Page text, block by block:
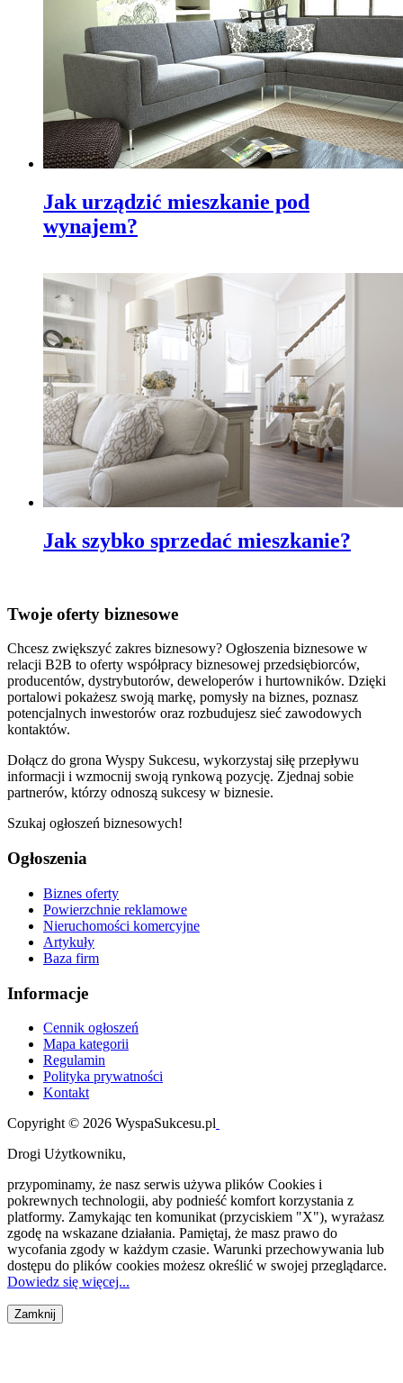
Jak urządzić mieszkanie pod
wynajem?
Jak szybko sprzedać mieszkanie?
Twoje oferty biznesowe
Chcesz zwiększyć zakres biznesowy? Ogłoszenia biznesowe w
relacji B2B to oferty współpracy biznesowej przedsiębiorców,
producentów, dystrybutorów, deweloperów i hurtowników. Dzięki
portalowi pokażesz swoją markę, pomysły na biznes, poznasz
potencjalnych inwestorów oraz rozbudujesz sieć zawodowych
kontaktów.
Dołącz do grona Wyspy Sukcesu, wykorzystaj siłę przepływu
informacji i wzmocnij swoją rynkową pozycję. Zjednaj sobie
partnerów, którzy odnoszą sukcesy w biznesie.
Szukaj ogłoszeń biznesowych!
Ogłoszenia
Biznes oferty
Powierzchnie reklamowe
Nieruchomości komercyjne
Artykuły
Baza firm
Informacje
Cennik ogłoszeń
Mapa kategorii
Regulamin
Polityka prywatności
Kontakt
Copyright © 2026 WyspaSukcesu.pl
Drogi Użytkowniku,
przypominamy, że nasz serwis używa plików Cookies i
pokrewnych technologii, aby podnieść komfort korzystania z
platformy. Zamykając ten komunikat (przyciskiem "X"), wyrażasz
zgodę na wskazane działania. Pamiętaj, że masz prawo do
wycofania zgody w każdym czasie. Warunki przechowywania lub
dostępu do plików cookies możesz określić w swojej przeglądarce.
Dowiedz się więcej...